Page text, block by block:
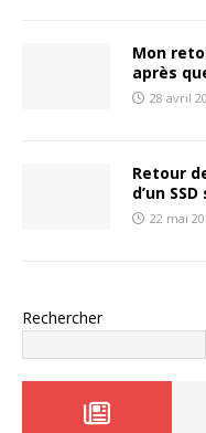
Mon
après
28 avril
Retour
d’un
22 mai
Rechercher